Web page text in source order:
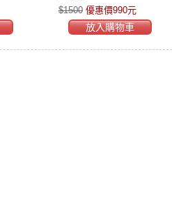
改寫
$1500 優惠價990元
放入購物車